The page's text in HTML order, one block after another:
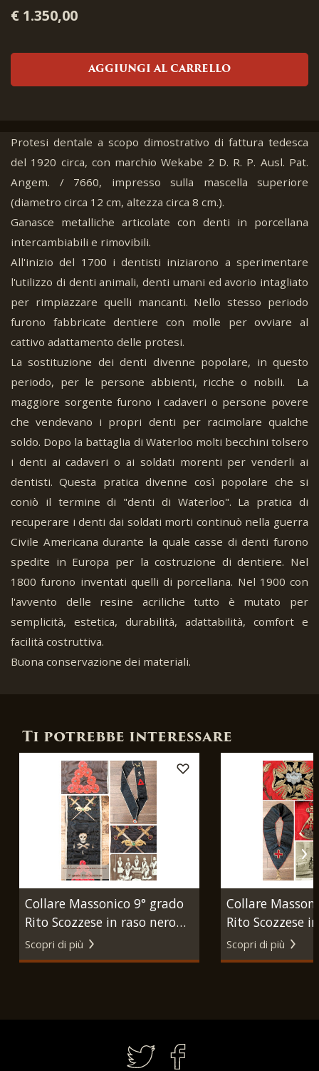
€ 1.350,00
AGGIUNGI AL CARRELLO
Protesi dentale a scopo dimostrativo di fattura tedesca
del 1920 circa, con marchio Wekabe 2 D. R. P. Ausl. Pat.
Angem. / 7660, impresso sulla mascella superiore
(diametro circa 12 cm, altezza circa 8 cm.).
Ganasce metalliche articolate con denti in porcellana
intercambiabili e rimovibili.
All'inizio del 1700 i dentisti iniziarono a sperimentare
l'utilizzo di denti animali, denti umani ed avorio intagliato
per rimpiazzare quelli mancanti. Nello stesso periodo
furono fabbricate dentiere con molle per ovviare al
cattivo adattamento delle protesi.
La sostituzione dei denti divenne popolare, in questo
periodo, per le persone abbienti, ricche o nobili. La
maggiore sorgente furono i cadaveri o persone povere
che vendevano i propri denti per racimolare qualche
soldo. Dopo la battaglia di Waterloo molti becchini tolsero
i denti ai cadaveri o ai soldati morenti per venderli ai
dentisti. Questa pratica divenne così popolare che si
coniò il termine di "denti di Waterloo". La pratica di
recuperare i denti dai soldati morti continuò nella guerra
Civile Americana durante la quale casse di denti furono
spedite in Europa per la costruzione di dentiere. Nel
1800 furono inventati quelli di porcellana. Nel 1900 con
l'avvento delle resine acriliche tutto è mutato per
semplicità, estetica, durabilità, adattabilità, comfort e
facilità costruttiva.
Buona conservazione dei materiali.
Ti potrebbe interessare
Collare Massonico 9° grado
Rito Scozzese in raso nero
con coccarda tricolore. 1900
circa.
Scopri di più
Collare
Rito Scozzese
con gioiello
circa.
Scopri di più